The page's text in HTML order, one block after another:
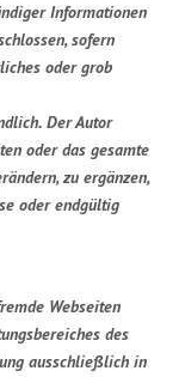
Informationen
sofern
oder grob
Der Autor
oder das gesamte
zu ergänzen,
oder endgültig
Webseiten
des
ausschließlich in